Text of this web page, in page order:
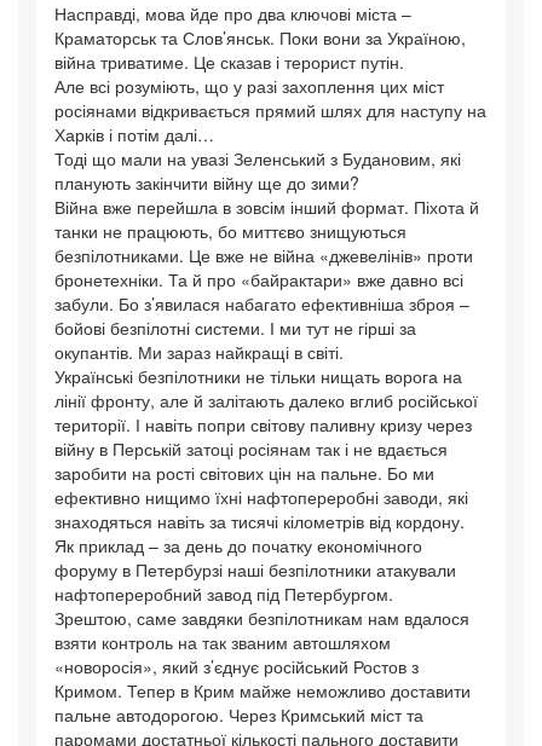
Насправді, мова йде про два ключові міста –
Краматорськ та Слов’янськ. Поки вони за Україною,
війна триватиме. Це сказав і терорист путін.
Але всі розуміють, що у разі захоплення цих міст
росіянами відкривається прямий шлях для наступу на
Харків і потім далі…
Тоді що мали на увазі Зеленський з Будановим, які
планують закінчити війну ще до зими?
Війна вже перейшла в зовсім інший формат. Піхота й
танки не працюють, бо миттєво знищуються
безпілотниками. Це вже не війна «джевелінів» проти
бронетехніки. Та й про «байрактари» вже давно всі
забули. Бо з’явилася набагато ефективніша зброя –
бойові безпілотні системи. І ми тут не гірші за
окупантів. Ми зараз найкращі в світі.
Українські безпілотники не тільки нищать ворога на
лінії фронту, але й залітають далеко вглиб російської
території. І навіть попри світову паливну кризу через
війну в Перській затоці росіянам так і не вдається
заробити на рості світових цін на пальне. Бо ми
ефективно нищимо їхні нафтопереробні заводи, які
знаходяться навіть за тисячі кілометрів від кордону.
Як приклад – за день до початку економічного
форуму в Петербурзі наші безпілотники атакували
нафтопереробний завод під Петербургом.
Зрештою, саме завдяки безпілотникам нам вдалося
взяти контроль на так званим автошляхом
«новоросія», який з’єднує російський Ростов з
Кримом. Тепер в Крим майже неможливо доставити
пальне автодорогою. Через Кримський міст та
паромами достатньої кількості пального доставити